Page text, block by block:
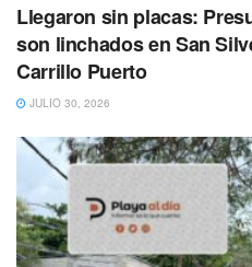
De acuerdo con las
se encontraban en las
cuándo sujetos con pistola
ellos disparándoles en varias
Llegaron sin placas:
son linchados en San
Carrillo Puerto
JULIO 30, 2026